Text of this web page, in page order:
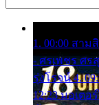
1. 00:00 สาม
- ศรเพชร ศร
รุ่งโรจน์ 4.
12:23 มอเต